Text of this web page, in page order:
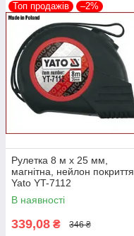
Топ продажів –2%
Рулетка 8 м x 25 мм,
магнітна, нейлон покриття
Yato YT-7112
В наявності
339,08 ₴ 346 ₴